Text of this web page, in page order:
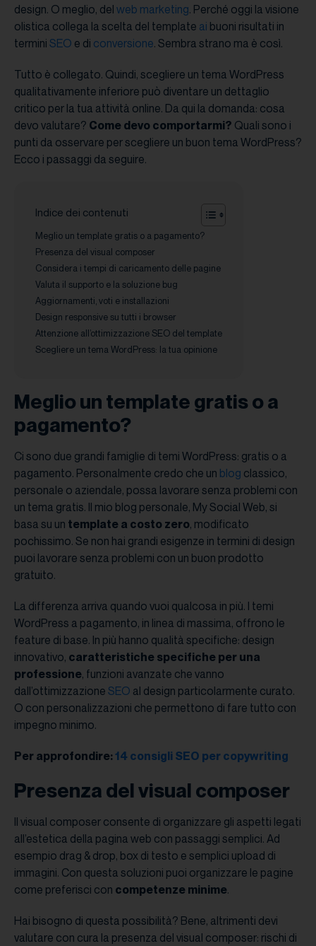
design. O meglio, del web marketing. Perché oggi la visione
olistica collega la scelta del template ai buoni risultati in
termini SEO e di conversione. Sembra strano ma è così.
Tutto è collegato. Quindi, scegliere un tema WordPress
qualitativamente inferiore può diventare un dettaglio
critico per la tua attività online. Da qui la domanda: cosa
devo valutare? Come devo comportarmi? Quali sono i
punti da osservare per scegliere un buon tema WordPress?
Ecco i passaggi da seguire.
Indice dei contenuti
Meglio un template gratis o a pagamento?
Presenza del visual composer
Considera i tempi di caricamento delle pagine
Valuta il supporto e la soluzione bug
Aggiornamenti, voti e installazioni
Design responsive su tutti i browser
Attenzione all’ottimizzazione SEO del template
Scegliere un tema WordPress: la tua opinione
Meglio un template gratis o a
pagamento?
Ci sono due grandi famiglie di temi WordPress: gratis o a
pagamento. Personalmente credo che un blog classico,
personale o aziendale, possa lavorare senza problemi con
un tema gratis. Il mio blog personale, My Social Web, si
basa su un template a costo zero, modificato
pochissimo. Se non hai grandi esigenze in termini di design
puoi lavorare senza problemi con un buon prodotto
gratuito.
La differenza arriva quando vuoi qualcosa in più. I temi
WordPress a pagamento, in linea di massima, offrono le
feature di base. In più hanno qualità specifiche: design
innovativo, caratteristiche specifiche per una
professione, funzioni avanzate che vanno
dall’ottimizzazione SEO al design particolarmente curato.
O con personalizzazioni che permettono di fare tutto con
impegno minimo.
Per approfondire:14 consigli SEO per copywriting
Presenza del visual composer
Il visual composer consente di organizzare gli aspetti legati
all’estetica della pagina web con passaggi semplici. Ad
esempio drag & drop, box di testo e semplici upload di
immagini. Con questa soluzioni puoi organizzare le pagine
come preferisci con competenze minime.
Hai bisogno di questa possibilità? Bene, altrimenti devi
valutare con cura la presenza del visual composer: rischi di